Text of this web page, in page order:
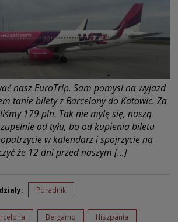
nasz EuroTrip. Sam pomysł na wyjazd
tanie bilety z Barcelony do Katowic. Za
179 pln. Tak nie mylę się, naszą
od tyłu, bo od kupienia biletu
w kalendarz i spojrzycie na
że 12 dni przed naszym […]
Poradnik
Bergamo Hiszpania